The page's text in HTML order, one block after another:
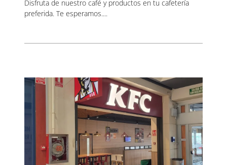
Disfruta de nuestro café y productos en tu cafetería
preferida. Te esperamos....